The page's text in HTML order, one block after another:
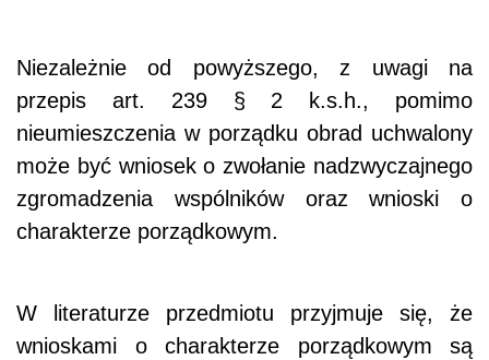
Niezależnie od powyższego, z uwagi na
przepis art. 239 § 2 k.s.h., pomimo
nieumieszczenia w porządku obrad uchwalony
może być wniosek o zwołanie nadzwyczajnego
zgromadzenia wspólników oraz wnioski o
charakterze porządkowym.
W literaturze przedmiotu przyjmuje się, że
wnioskami o charakterze porządkowym są